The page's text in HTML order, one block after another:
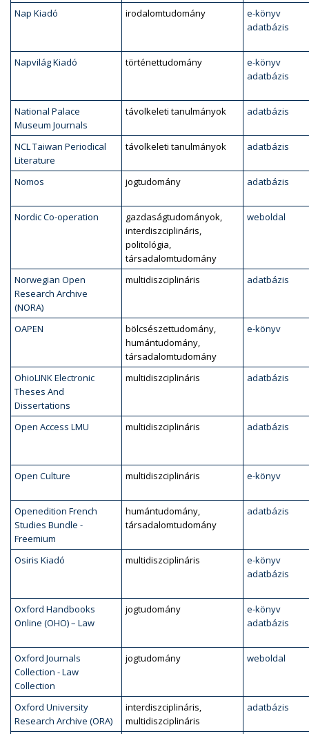
Nap Kiadó irodalomtudomány
e-könyv
adatbázis
Napvilág Kiadó történettudomány
e-könyv
adatbázis
National Palace
Museum Journals
távolkeleti tanulmányok adatbázis
NCL Taiwan Periodical
Literature
távolkeleti tanulmányok adatbázis
Nomos jogtudomány adatbázis
Nordic Co-operation
gazdaságtudományok,
interdiszciplináris,
politológia,
társadalomtudomány
weboldal
Norwegian Open
Research Archive
(NORA)
multidiszciplináris adatbázis
OAPEN
bölcsészettudomány,
humántudomány,
társadalomtudomány
e-könyv
OhioLINK Electronic
Theses And
Dissertations
multidiszciplináris adatbázis
Open Access LMU multidiszciplináris adatbázis
Open Culture multidiszciplináris e-könyv
Openedition French
Studies Bundle -
Freemium
humántudomány,
társadalomtudomány
adatbázis
Osiris Kiadó multidiszciplináris
e-könyv
adatbázis
Oxford Handbooks
Online (OHO) – Law
jogtudomány
e-könyv
adatbázis
Oxford Journals
Collection - Law
Collection
jogtudomány weboldal
Oxford University
Research Archive (ORA)
interdiszciplináris,
multidiszciplináris
adatbázis